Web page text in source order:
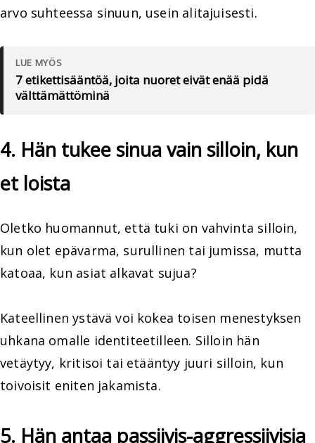
arvo suhteessa sinuun, usein alitajuisesti.
LUE MYÖS
7 etikettisääntöä, joita nuoret eivät enää pidä
välttämättöminä
4. Hän tukee sinua vain silloin, kun
et loista
Oletko huomannut, että tuki on vahvinta silloin,
kun olet epävarma, surullinen tai jumissa, mutta
katoaa, kun asiat alkavat sujua?
Kateellinen ystävä voi kokea toisen menestyksen
uhkana omalle identiteetilleen. Silloin hän
vetäytyy, kritisoi tai etääntyy juuri silloin, kun
toivoisit eniten jakamista.
5. Hän antaa passiivis-aggressiivisia